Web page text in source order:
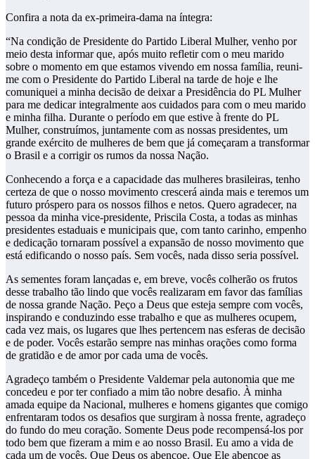
Confira a nota da ex-primeira-dama na íntegra:
“Na condição de Presidente do Partido Liberal Mulher, venho por
meio desta informar que, após muito refletir com o meu marido
sobre o momento em que estamos vivendo em nossa família, reuni-
me com o Presidente do Partido Liberal na tarde de hoje e lhe
comuniquei a minha decisão de deixar a Presidência do PL Mulher
para me dedicar integralmente aos cuidados para com o meu marido
e minha filha. Durante o período em que estive à frente do PL
Mulher, construímos, juntamente com as nossas presidentes, um
grande exército de mulheres de bem que já começaram a transformar
o Brasil e a corrigir os rumos da nossa Nação.
Conhecendo a força e a capacidade das mulheres brasileiras, tenho
certeza de que o nosso movimento crescerá ainda mais e teremos um
futuro próspero para os nossos filhos e netos. Quero agradecer, na
pessoa da minha vice-presidente, Priscila Costa, a todas as minhas
presidentes estaduais e municipais que, com tanto carinho, empenho
e dedicação tornaram possível a expansão de nosso movimento que
está edificando o nosso país. Sem vocês, nada disso seria possível.
As sementes foram lançadas e, em breve, vocês colherão os frutos
desse trabalho tão lindo que vocês realizaram em favor das famílias
de nossa grande Nação. Peço a Deus que esteja sempre com vocês,
inspirando e conduzindo esse trabalho e que as mulheres ocupem,
cada vez mais, os lugares que lhes pertencem nas esferas de decisão
e de poder. Vocês estarão sempre nas minhas orações como forma
de gratidão e de amor por cada uma de vocês.
Agradeço também o Presidente Valdemar pela autonomia que me
concedeu e por ter confiado a mim tão nobre desafio. À minha
amada equipe da Nacional, mulheres e homens gigantes que comigo
enfrentaram todos os desafios que surgiram à nossa frente, agradeço
do fundo do meu coração. Somente Deus pode recompensá-los por
todo bem que fizeram a mim e ao nosso Brasil. Eu amo a vida de
cada um de vocês. Que Deus os abençoe. Que Ele abençoe as